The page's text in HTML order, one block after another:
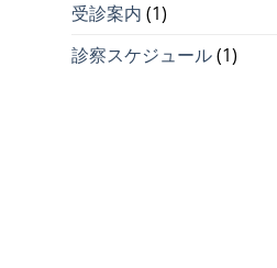
受診案内 (1)
診察スケジュール(1)